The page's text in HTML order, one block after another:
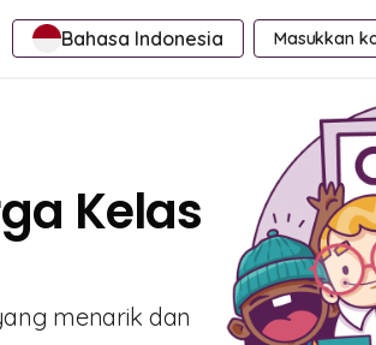
Bahasa Indonesia Masukkan
Kelas
menarik dan